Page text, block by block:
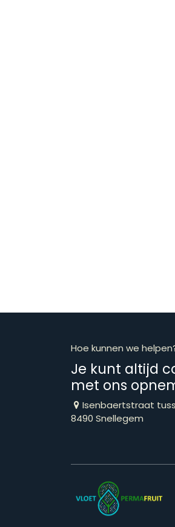
Hoe kunnen we
Je kunt altijd
met ons
Isenbaertstraat
8490 Snellegem